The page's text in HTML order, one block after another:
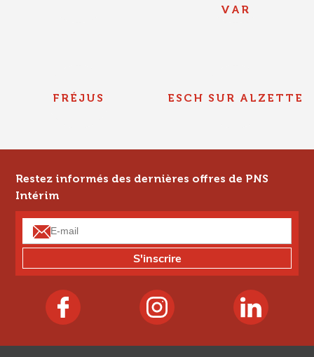
VAR
FRÉJUS ESCH SUR ALZETTE
Restez informés des dernières offres de PNS
Intérim